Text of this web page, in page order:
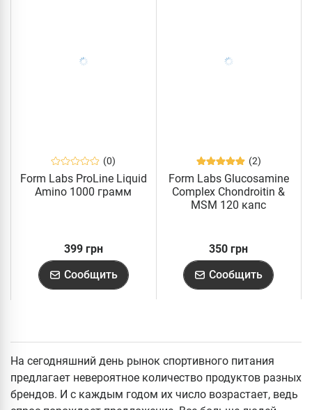
(0)
Form Labs ProLine Liquid
Amino 1000 грамм
399 грн
Сообщить
(2)
Form Labs Glucosamine
Complex Chondroitin &
MSM 120 капс
350 грн
Сообщить
На сегодняшний день рынок спортивного питания
предлагает невероятное количество продуктов разных
брендов. И с каждым годом их число возрастает, ведь